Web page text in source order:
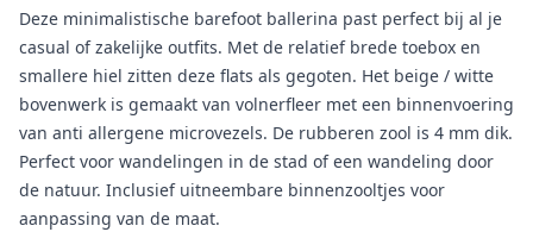
Deze minimalistische barefoot ballerina past perfect bij al je
casual of zakelijke outfits. Met de relatief brede toebox en
smallere hiel zitten deze flats als gegoten. Het beige / witte
bovenwerk is gemaakt van volnerfleer met een binnenvoering
van anti allergene microvezels. De rubberen zool is 4 mm dik.
Perfect voor wandelingen in de stad of een wandeling door
de natuur. Inclusief uitneembare binnenzooltjes voor
aanpassing van de maat.